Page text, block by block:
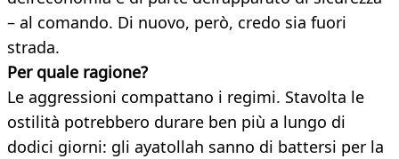
– al comando. Di nuovo, però, credo sia fuori
strada.
Per quale ragione?
Le aggressioni compattano i regimi. Stavolta le
ostilità potrebbero durare ben più a lungo di
dodici giorni: gli ayatollah sanno di battersi per la